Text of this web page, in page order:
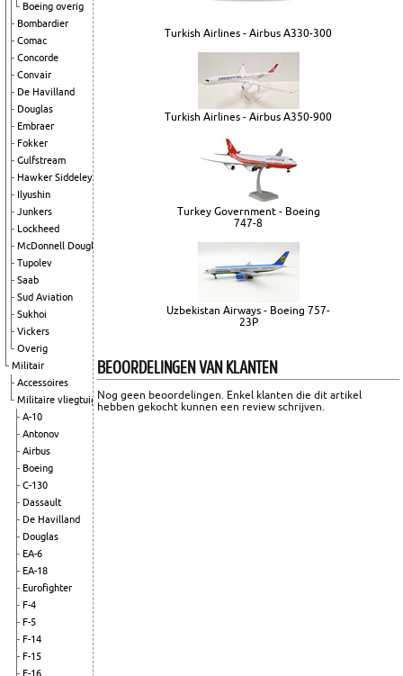
Boeing overig
Bombardier
Comac
Concorde
Convair
De Havilland
Douglas
Embraer
Fokker
Gulfstream
Hawker Siddeley
Ilyushin
Junkers
Lockheed
McDonnell Douglas
Tupolev
Saab
Sud Aviation
Sukhoi
Vickers
Overig
Militair
Accessoires
Militaire vliegtuigen
A-10
Antonov
Airbus
Boeing
C-130
Dassault
De Havilland
Douglas
EA-6
EA-18
Eurofighter
F-4
F-5
F-14
F-15
F-16
Turkish Airlines - Airbus A330-300
Turkish Airlines - Airbus A350-900
Turkey Government - Boeing
747-8
Uzbekistan Airways - Boeing 757-
23P
BEOORDELINGEN VAN KLANTEN
Nog geen beoordelingen. Enkel klanten die dit artikel
hebben gekocht kunnen een review schrijven.